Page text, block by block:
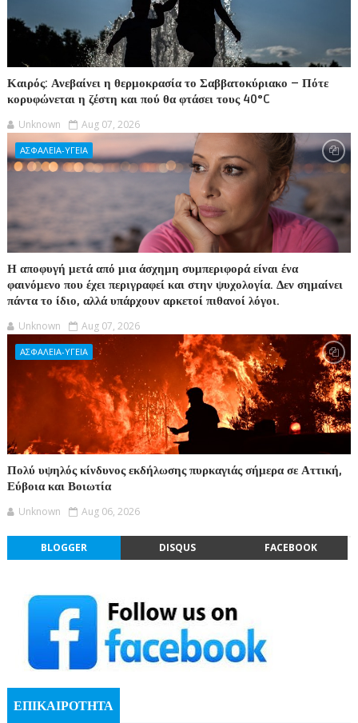
Καιρός: Ανεβαίνει η θερμοκρασία το Σαββατοκύριακο – Πότε
κορυφώνεται η ζέστη και πού θα φτάσει τους 40°C
Unknown Aug 07, 2026
ΑΣΦΑΛΕΙΑ-ΥΓΕΙΑ
Η αποφυγή μετά από μια άσχημη συμπεριφορά είναι ένα
φαινόμενο που έχει περιγραφεί και στην ψυχολογία. Δεν σημαίνει
πάντα το ίδιο, αλλά υπάρχουν αρκετοί πιθανοί λόγοι.
Unknown Aug 07, 2026
ΑΣΦΑΛΕΙΑ-ΥΓΕΙΑ
Πολύ υψηλός κίνδυνος εκδήλωσης πυρκαγιάς σήμερα σε Αττική,
Εύβοια και Βοιωτία
Unknown Aug 06, 2026
BLOGGER DISQUS FACEBOOK
ΕΠΙΚΑΙΡΟΤΗΤΑ